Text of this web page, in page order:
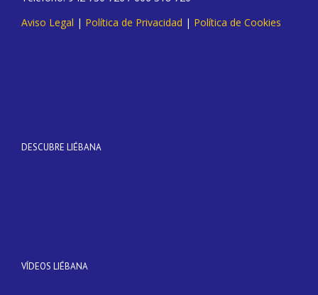
Aviso Legal | Política de Privacidad | Política de Cookies
DESCUBRE LIÉBANA
VÍDEOS LIÉBANA